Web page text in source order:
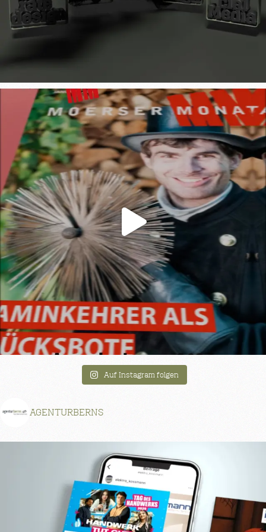
Auf Instagram folgen
AGENTURBERNS